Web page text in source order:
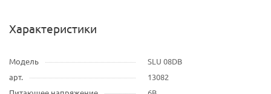
Характеристики
Модель
SLU 08DB
арт.
13082